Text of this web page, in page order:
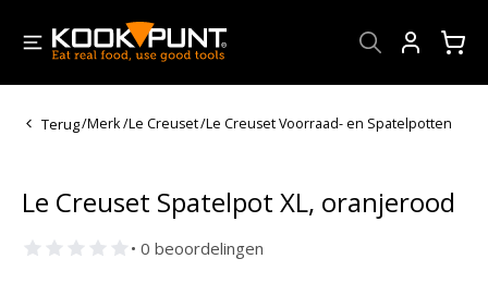
Terug/Merk/Le Creuset/Le Creuset Voorraad- en Spatelpotten
Le Creuset Spatelpot XL, oranjerood
• 0 beoordelingen